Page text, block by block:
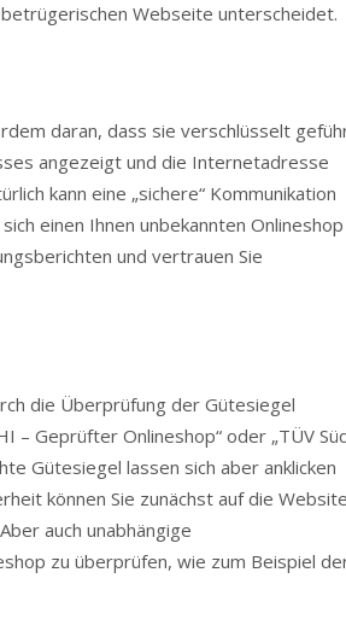
Webseite unterscheidet.
daran, dass sie verschlüsselt
angezeigt und die Internetadresse
kann eine „sichere“ Kommunikation
einen Ihnen unbekannten Onlineshop
und vertrauen Sie
die Überprüfung der Gütesiegel
– Geprüfter Onlineshop“ oder „TÜV
Gütesiegel lassen sich aber anklicken
können Sie zunächst auf die Website
auch unabhängige
zu überprüfen, wie zum Beispiel